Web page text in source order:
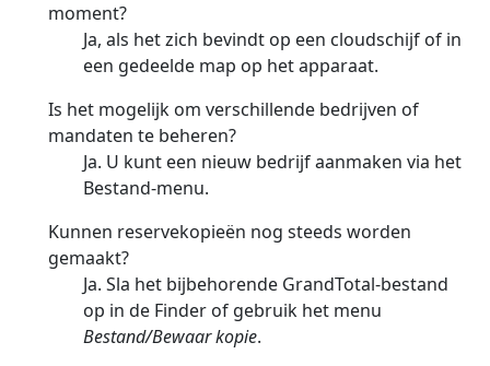
moment?
Ja, als het zich bevindt op een cloudschijf of in
een gedeelde map op het apparaat.
Is het mogelijk om verschillende bedrijven of
mandaten te beheren?
Ja. U kunt een nieuw bedrijf aanmaken via het
Bestand-menu.
Kunnen reservekopieën nog steeds worden
gemaakt?
Ja. Sla het bijbehorende GrandTotal-bestand
op in de Finder of gebruik het menu
Bestand/Bewaar kopie.